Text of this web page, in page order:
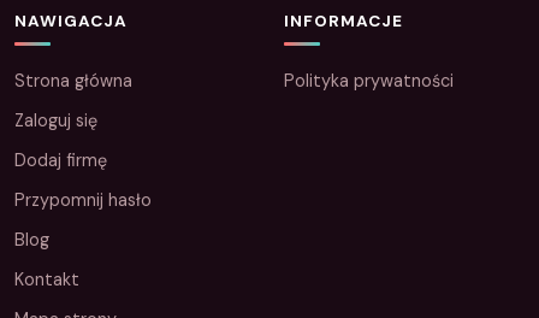
NAWIGACJA
Strona główna
Zaloguj się
Dodaj firmę
Przypomnij hasło
Blog
Kontakt
INFORMACJE
Polityka prywatności